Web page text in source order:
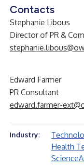
Contacts
Stephanie Libous
Director of PR &
Edward Farmer
PR Consultant
edward.farmer-
Industry:
Health
Science